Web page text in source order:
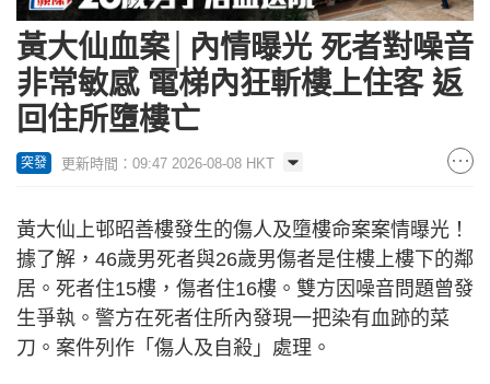
黃大仙血案│內情曝光 死者對噪音
非常敏感 電梯內狂斬樓上住客 返
回住所墮樓亡
突發 更新時間：09:47 2026-08-08 HKT
黃大仙上邨昭善樓發生的傷人及墮樓命案案情曝光！
據了解，46歲男死者與26歲男傷者是住樓上樓下的鄰
居。死者住15樓，傷者住16樓。雙方因噪音問題曾發
生爭執。警方在死者住所內發現一把染有血跡的菜
刀。案件列作「傷人及自殺」處理。